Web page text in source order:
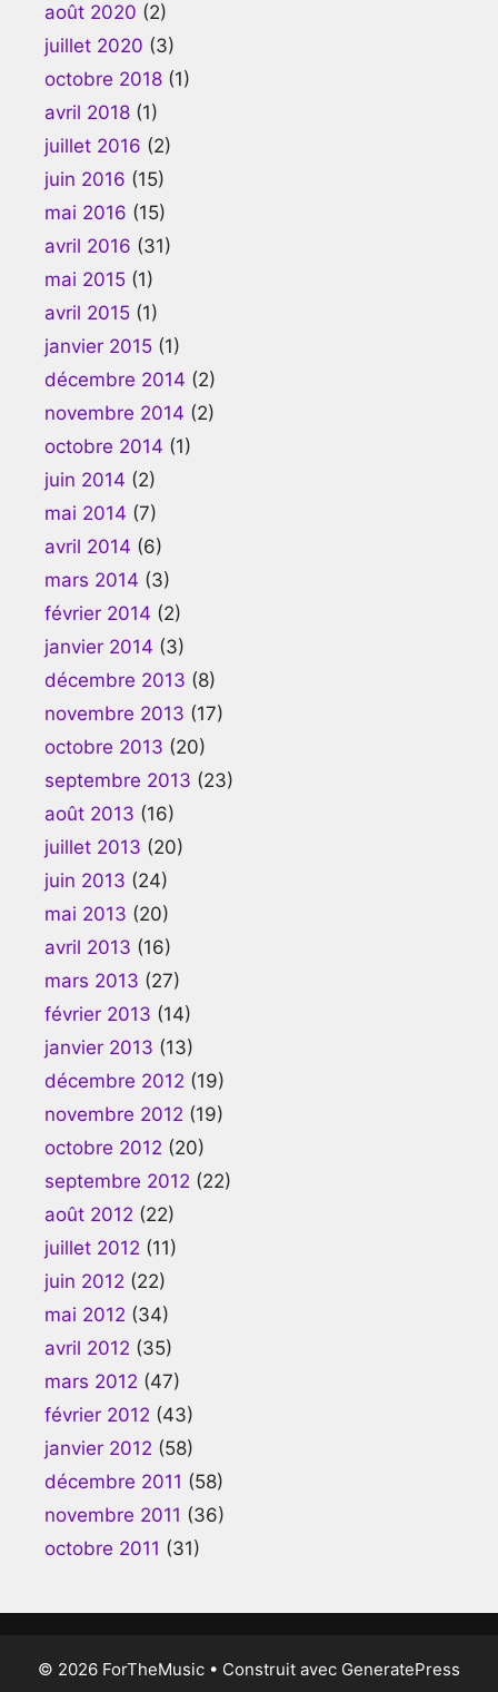
août 2020 (2)
juillet 2020 (3)
octobre 2018 (1)
avril 2018 (1)
juillet 2016 (2)
juin 2016 (15)
mai 2016 (15)
avril 2016 (31)
mai 2015 (1)
avril 2015 (1)
janvier 2015 (1)
décembre 2014 (2)
novembre 2014 (2)
octobre 2014 (1)
juin 2014 (2)
mai 2014 (7)
avril 2014 (6)
mars 2014 (3)
février 2014 (2)
janvier 2014 (3)
décembre 2013 (8)
novembre 2013 (17)
octobre 2013 (20)
septembre 2013 (23)
août 2013 (16)
juillet 2013 (20)
juin 2013 (24)
mai 2013 (20)
avril 2013 (16)
mars 2013 (27)
février 2013 (14)
janvier 2013 (13)
décembre 2012 (19)
novembre 2012 (19)
octobre 2012 (20)
septembre 2012 (22)
août 2012 (22)
juillet 2012 (11)
juin 2012 (22)
mai 2012 (34)
avril 2012 (35)
mars 2012 (47)
février 2012 (43)
janvier 2012 (58)
décembre 2011 (58)
novembre 2011 (36)
octobre 2011 (31)
© 2026 ForTheMusic • Construit avec GeneratePress